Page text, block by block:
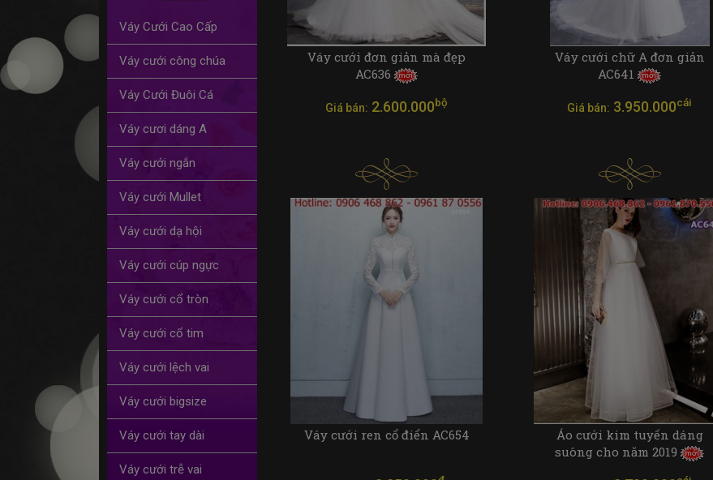
Váy Cưới Cao Cấp
Váy cưới công chúa
Váy Cưới Đuôi Cá
Váy cươi dáng A
Váy cưới ngắn
Váy cưới Mullet
Váy cưới dạ hội
Váy cưới cúp ngực
Váy cưới cổ tròn
Váy cưới cổ tim
Váy cưới lệch vai
Váy cưới bigsize
Váy cưới tay dài
Váy cưới trễ vai
Váy cưới đơn giản mà đẹp
AC636
Giá bán: 2.600.000bộ
Váy cưới chữ A đơn giản
AC641
Giá bán: 3.950.000cái
Váy cưới ren cổ điển AC654
Áo cưới kim tuyến dáng
suông cho năm 2019